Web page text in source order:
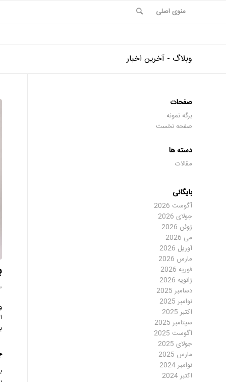
منوی اصلی
وبلاگ - آخرین اخبار
صفحات
برگه نمونه
صفحه نخست
دسته ها
مقالات
بایگانی
آگوست 2026
جولای 2026
ژوئن 2026
می 2026
آوریل 2026
مارس 2026
فوریه 2026
ژانویه 2026
دسامبر 2025
نوامبر 2025
اکتبر 2025
سپتامبر 2025
آگوست 2025
جولای 2025
مارس 2025
نوامبر 2024
اکتبر 2024